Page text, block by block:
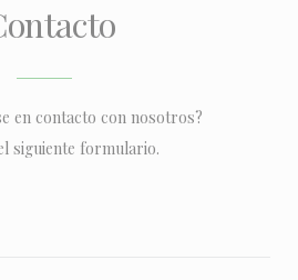
en contacto con nosotros?
siguiente formulario.